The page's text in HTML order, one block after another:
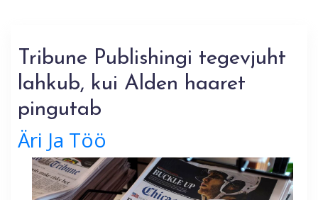
Tribune Publishingi tegevjuht
lahkub, kui Alden haaret
pingutab
Äri Ja Töö